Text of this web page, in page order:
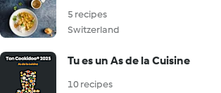
5 recipes
Switzerland
Tu es un As de la Cuisine
10 recipes